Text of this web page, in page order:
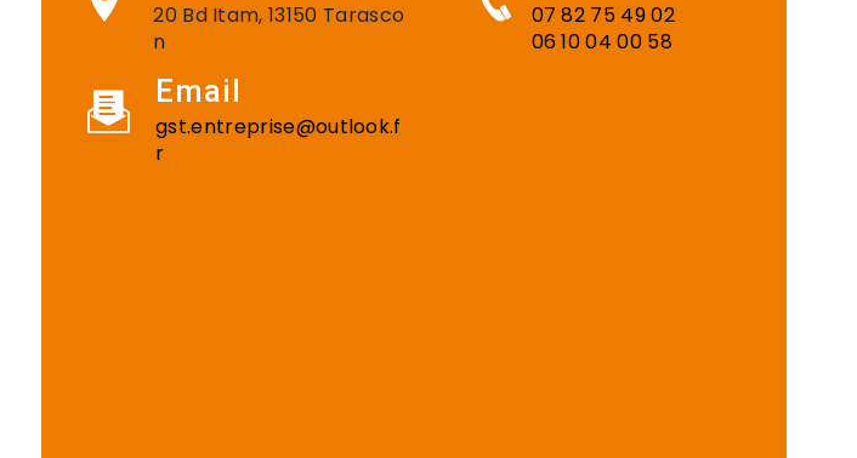
20 Bd Itam, 13150 Tarasco
n
07 82 75 49 02
06 10 04 00 58
Email
gst.entreprise@outlook.f
r